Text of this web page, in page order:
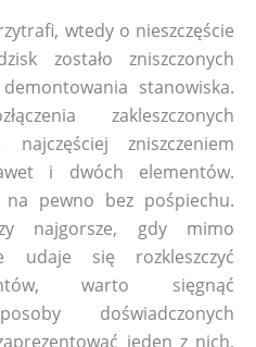
wtedy o nieszczęście
zostało zniszczonych
stanowiska.
zakleszczonych
zniszczeniem
i dwóch elementów.
pewno bez pośpiechu.
najgorsze, gdy mimo
udaje się rozkleszczyć
warto sięgnąć
doświadczonych
jeden z nich,